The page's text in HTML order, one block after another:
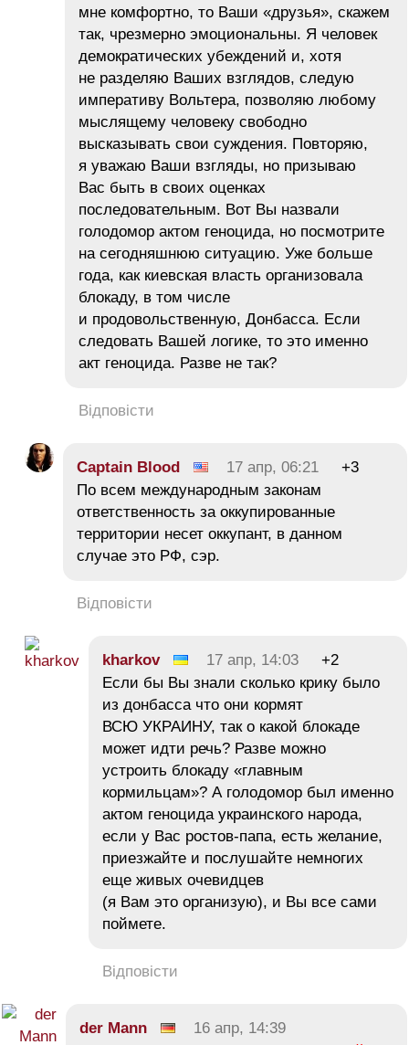
мне комфортно, то Ваши «друзья», скажем
так, чрезмерно эмоциональны. Я человек
демократических убеждений и, хотя
не разделяю Ваших взглядов, следую
императиву Вольтера, позволяю любому
мыслящему человеку свободно
высказывать свои суждения. Повторяю,
я уважаю Ваши взгляды, но призываю
Вас быть в своих оценках
последовательным. Вот Вы назвали
голодомор актом геноцида, но посмотрите
на сегодняшнюю ситуацию. Уже больше
года, как киевская власть организовала
блокаду, в том числе
и продовольственную, Донбасса. Если
следовать Вашей логике, то это именно
акт геноцида. Разве не так?
Відповісти
Captain Blood 17 апр, 06:21
+3
По всем международным законам
ответственность за оккупированные
территории несет оккупант, в данном
случае это РФ, сэр.
Відповісти
kharkov 17 апр, 14:03
+2
Если бы Вы знали сколько крику было
из донбасса что они кормят
ВСЮ УКРАИНУ, так о какой блокаде
может идти речь? Разве можно
устроить блокаду «главным
кормильцам»? А голодомор был именно
актом геноцида украинского народа,
если у Вас ростов-папа, есть желание,
приезжайте и послушайте немногих
еще живых очевидцев
(я Вам это организую), и Вы все сами
поймете.
Відповісти
der Mann
16 апр, 14:39